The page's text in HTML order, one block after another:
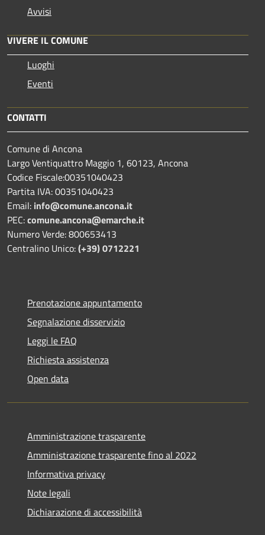
Avvisi
VIVERE IL COMUNE
Luoghi
Eventi
CONTATTI
Comune di Ancona
Largo Ventiquattro Maggio 1, 60123, Ancona
Codice Fiscale:00351040423
Partita IVA: 00351040423
Email: info@comune.ancona.it
PEC:comune.ancona@emarche.it
Numero Verde: 800653413
Centralino Unico:(+39) 0712221
Prenotazione appuntamento
Segnalazione disservizio
Leggi le FAQ
Richiesta assistenza
Open data
Amministrazione trasparente
Amministrazione trasparente fino al 2022
Informativa privacy
Note legali
Dichiarazione di accessibilità